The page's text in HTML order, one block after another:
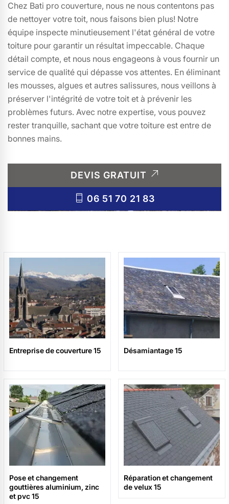
Chez Bati pro couverture, nous ne nous contentons pas
de nettoyer votre toit, nous faisons bien plus! Notre
équipe inspecte minutieusement l'état général de votre
toiture pour garantir un résultat impeccable. Chaque
détail compte, et nous nous engageons à vous fournir un
service de qualité qui dépasse vos attentes. En éliminant
les mousses, algues et autres salissures, nous veillons à
préserver l'intégrité de votre toit et à prévenir les
problèmes futurs. Avec notre expertise, vous pouvez
rester tranquille, sachant que votre toiture est entre de
bonnes mains.
DEVIS GRATUIT
06 51 70 21 83
Entreprise de couverture 15 Désamiantage 15
Pose et changement
gouttières aluminium, zinc
et pvc 15
Réparation et changement
de velux 15